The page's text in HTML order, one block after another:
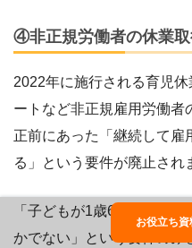
④非正規労働者の休業
2022年に施行される育児
ートなど非正規雇用労働者
正前にあった「継続して雇
る」という要件が廃止され
「子どもが1歳6カ月まで
かでない」という要件のみ
お役立ち